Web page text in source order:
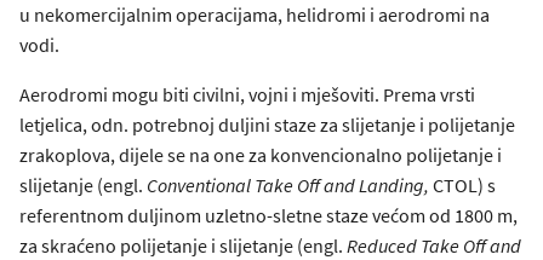
u nekomercijalnim operacijama, helidromi i aerodromi na
vodi.
Aerodromi mogu biti civilni, vojni i mješoviti. Prema vrsti
letjelica, odn. potrebnoj duljini staze za slijetanje i polijetanje
zrakoplova, dijele se na one za konvencionalno polijetanje i
slijetanje (engl. Conventional Take Off and Landing, CTOL) s
referentnom duljinom uzletno-sletne staze većom od 1800 m,
za skraćeno polijetanje i slijetanje (engl. Reduced Take Off and